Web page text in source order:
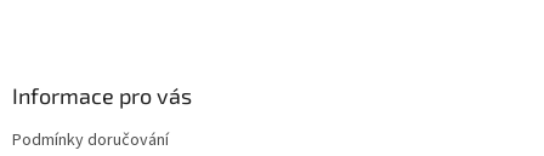
Informace pro vás
Podmínky doručování